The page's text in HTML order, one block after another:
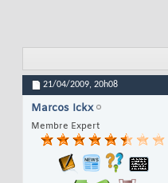
21/04/2009, 20h08
Marcos Ickx
Membre Expert